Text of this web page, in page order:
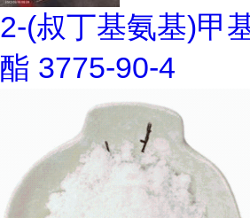
2-(叔丁基氨基)甲
酯 3775-90-4